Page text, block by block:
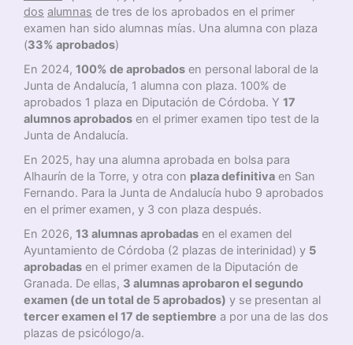
dos alumnas de tres de los aprobados en el primer
examen han sido alumnas mías. Una alumna con plaza
(33% aprobados)
En 2024, 100% de aprobados en personal laboral de la
Junta de Andalucía, 1 alumna con plaza. 100% de
aprobados 1 plaza en Diputación de Córdoba. Y 17
alumnos aprobados en el primer examen tipo test de la
Junta de Andalucía.
En 2025, hay una alumna aprobada en bolsa para
Alhaurín de la Torre, y otra con plaza definitiva en San
Fernando. Para la Junta de Andalucía hubo 9 aprobados
en el primer examen, y 3 con plaza después.
En 2026, 13 alumnas aprobadas en el examen del
Ayuntamiento de Córdoba (2 plazas de interinidad) y 5
aprobadas en el primer examen de la Diputación de
Granada. De ellas, 3 alumnas aprobaron el segundo
examen (de un total de 5 aprobados) y se presentan al
tercer examen el 17 de septiembre a por una de las dos
plazas de psicólogo/a.